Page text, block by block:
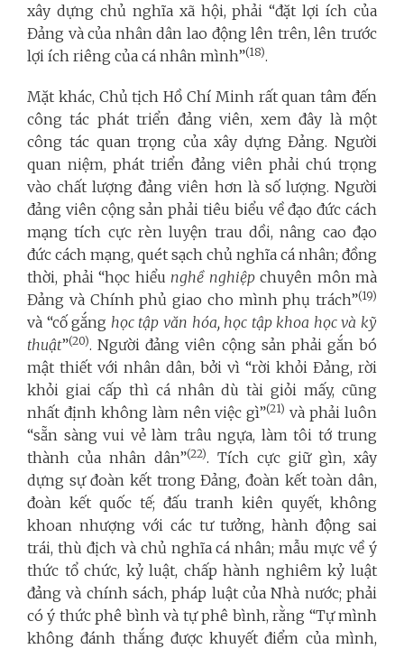
xây dựng chủ nghĩa xã hội, phải “đặt lợi ích của
Đảng và của nhân dân lao động lên trên, lên trước
lợi ích riêng của cá nhân mình”(18).
Mặt khác, Chủ tịch Hồ Chí Minh rất quan tâm đến
công tác phát triển đảng viên, xem đây là một
công tác quan trọng của xây dựng Đảng. Người
quan niệm, phát triển đảng viên phải chú trọng
vào chất lượng đảng viên hơn là số lượng. Người
đảng viên cộng sản phải tiêu biểu về đạo đức cách
mạng tích cực rèn luyện trau dồi, nâng cao đạo
đức cách mạng, quét sạch chủ nghĩa cá nhân; đồng
thời, phải “học hiểu nghề nghiệpchuyên môn mà
Đảng và Chính phủ giao cho mình phụ trách”(19)
và “cố gắng học tập văn hóa, học tập khoa học và kỹ
thuật”(20). Người đảng viên cộng sản phải gắn bó
mật thiết với nhân dân, bởi vì “rời khỏi Đảng, rời
khỏi giai cấp thì cá nhân dù tài giỏi mấy, cũng
nhất định không làm nên việc gì”(21) và phải luôn
“sẵn sàng vui vẻ làm trâu ngựa, làm tôi tớ trung
thành của nhân dân”(22). Tích cực giữ gìn, xây
dựng sự đoàn kết trong Đảng, đoàn kết toàn dân,
đoàn kết quốc tế; đấu tranh kiên quyết, không
khoan nhượng với các tư tưởng, hành động sai
trái, thù địch và chủ nghĩa cá nhân; mẫu mực về ý
thức tổ chức, kỷ luật, chấp hành nghiêm kỷ luật
đảng và chính sách, pháp luật của Nhà nước; phải
có ý thức phê bình và tự phê bình, rằng “Tự mình
không đánh thắng được khuyết điểm của mình,